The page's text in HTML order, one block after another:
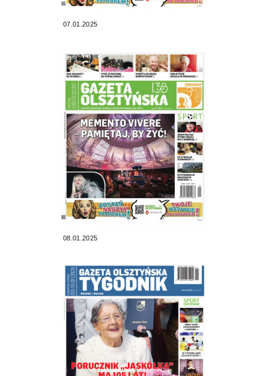
07.01.2025
08.01.2025